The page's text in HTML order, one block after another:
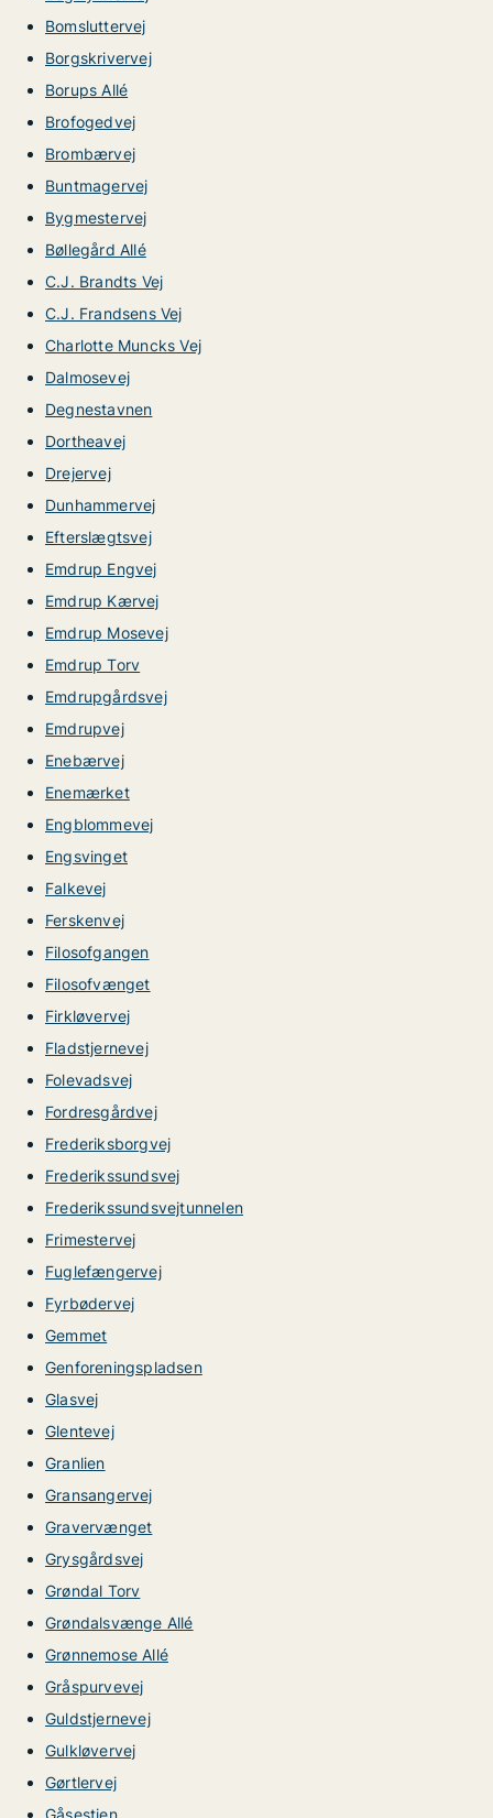
Bomsluttervej
Borgskrivervej
Borups Allé
Brofogedvej
Brombærvej
Buntmagervej
Bygmestervej
Bøllegård Allé
C.J. Brandts Vej
C.J. Frandsens Vej
Charlotte Muncks Vej
Dalmosevej
Degnestavnen
Dortheavej
Drejervej
Dunhammervej
Efterslægtsvej
Emdrup Engvej
Emdrup Kærvej
Emdrup Mosevej
Emdrup Torv
Emdrupgårdsvej
Emdrupvej
Enebærvej
Enemærket
Engblommevej
Engsvinget
Falkevej
Ferskenvej
Filosofgangen
Filosofvænget
Firkløvervej
Fladstjernevej
Folevadsvej
Fordresgårdvej
Frederiksborgvej
Frederikssundsvej
Frederikssundsvejtunnelen
Frimestervej
Fuglefængervej
Fyrbødervej
Gemmet
Genforeningspladsen
Glasvej
Glentevej
Granlien
Gransangervej
Gravervænget
Grysgårdsvej
Grøndal Torv
Grøndalsvænge Allé
Grønnemose Allé
Gråspurvevej
Guldstjernevej
Gulkløvervej
Gørtlervej
Gåsestien